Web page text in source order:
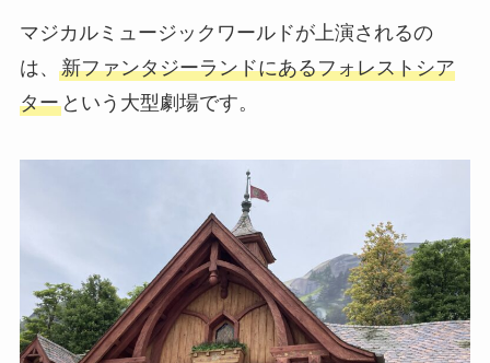
マジカルミュージックワールドが上演されるの
は、 新ファンタジーランドにあるフォレストシア
ターという大型劇場です。